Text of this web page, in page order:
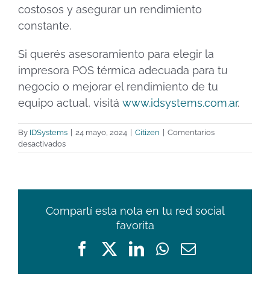
costosos y asegurar un rendimiento
constante.
Si querés asesoramiento para elegir la
impresora POS térmica adecuada para tu
negocio o mejorar el rendimiento de tu
equipo actual, visitá www.idsystems.com.ar.
By IDSystems 24 mayo, 2024 Citizen
Comentarios
desactivadosen
Cómo
vida
de
POS
Térmica
Compartí esta nota en tu red social
favorita
FacebookLinkedIn
WhatsApp
Email